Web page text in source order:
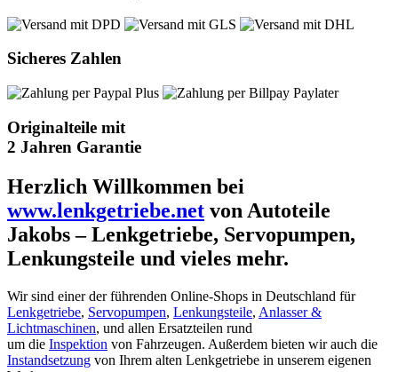
Sicheres Zahlen
Originalteile mit
2 Jahren Garantie
Herzlich Willkommen bei
www.lenkgetriebe.net von Autoteile
Jakobs – Lenkgetriebe, Servopumpen,
Lenkungsteile und vieles mehr.
Wir sind einer der führenden Online-Shops in Deutschland für
Lenkgetriebe, Servopumpen, Lenkungsteile, Anlasser &
Lichtmaschinen, und allen Ersatzteilen rund
um die Inspektion von Fahrzeugen. Außerdem bieten wir auch die
Instandsetzung von Ihrem alten Lenkgetriebe in unserem eigenen